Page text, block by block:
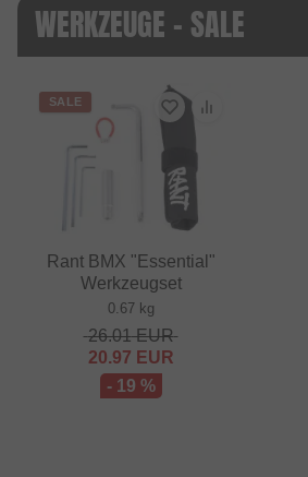
WERKZEUGE - SALE
SALE
Rant BMX "Essential"
Werkzeugset
0.67 kg
26.01EUR
20.97 EUR
- 19 %